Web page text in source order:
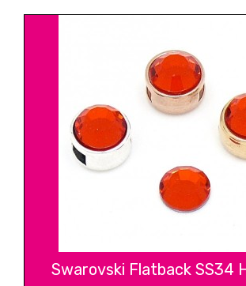
Swarovski Flatback SS34